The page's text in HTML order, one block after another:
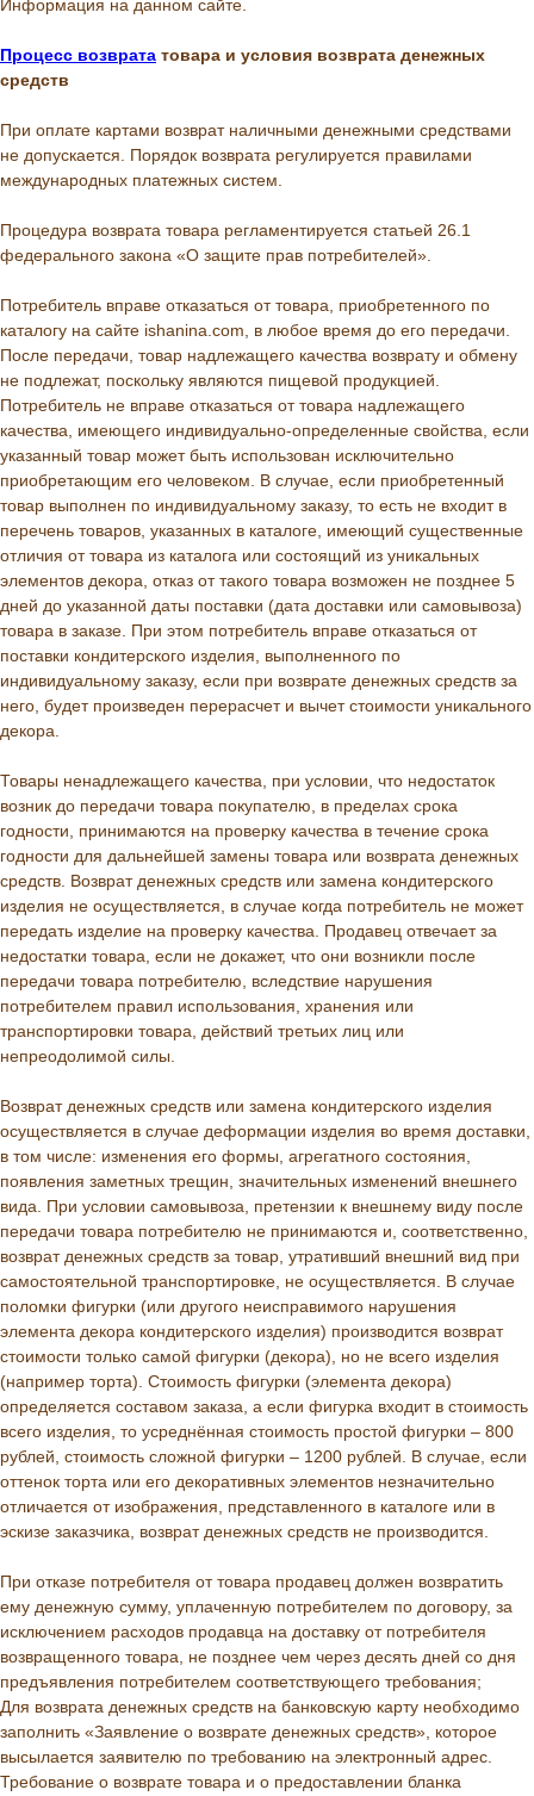
Информация на данном сайте.
Процесс возврата товара и условия возврата денежных
средств
При оплате картами возврат наличными денежными средствами
не допускается. Порядок возврата регулируется правилами
международных платежных систем.
Процедура возврата товара регламентируется статьей 26.1
федерального закона «О защите прав потребителей».
Потребитель вправе отказаться от товара, приобретенного по
каталогу на сайте ishanina.com, в любое время до его передачи.
После передачи, товар надлежащего качества возврату и обмену
не подлежат, поскольку являются пищевой продукцией.
Потребитель не вправе отказаться от товара надлежащего
качества, имеющего индивидуально-определенные свойства, если
указанный товар может быть использован исключительно
приобретающим его человеком. В случае, если приобретенный
товар выполнен по индивидуальному заказу, то есть не входит в
перечень товаров, указанных в каталоге, имеющий существенные
отличия от товара из каталога или состоящий из уникальных
элементов декора, отказ от такого товара возможен не позднее 5
дней до указанной даты поставки (дата доставки или самовывоза)
товара в заказе. При этом потребитель вправе отказаться от
поставки кондитерского изделия, выполненного по
индивидуальному заказу, если при возврате денежных средств за
него, будет произведен перерасчет и вычет стоимости уникального
декора.
Товары ненадлежащего качества, при условии, что недостаток
возник до передачи товара покупателю, в пределах срока
годности, принимаются на проверку качества в течение срока
годности для дальнейшей замены товара или возврата денежных
средств. Возврат денежных средств или замена кондитерского
изделия не осуществляется, в случае когда потребитель не может
передать изделие на проверку качества. Продавец отвечает за
недостатки товара, если не докажет, что они возникли после
передачи товара потребителю, вследствие нарушения
потребителем правил использования, хранения или
транспортировки товара, действий третьих лиц или
непреодолимой силы.
Возврат денежных средств или замена кондитерского изделия
осуществляется в случае деформации изделия во время доставки,
в том числе: изменения его формы, агрегатного состояния,
появления заметных трещин, значительных изменений внешнего
вида. При условии самовывоза, претензии к внешнему виду после
передачи товара потребителю не принимаются и, соответственно,
возврат денежных средств за товар, утративший внешний вид при
самостоятельной транспортировке, не осуществляется. В случае
поломки фигурки (или другого неисправимого нарушения
элемента декора кондитерского изделия) производится возврат
стоимости только самой фигурки (декора), но не всего изделия
(например торта). Стоимость фигурки (элемента декора)
определяется составом заказа, а если фигурка входит в стоимость
всего изделия, то усреднённая стоимость простой фигурки – 800
рублей, стоимость сложной фигурки – 1200 рублей. В случае, если
оттенок торта или его декоративных элементов незначительно
отличается от изображения, представленного в каталоге или в
эскизе заказчика, возврат денежных средств не производится.
При отказе потребителя от товара продавец должен возвратить
ему денежную сумму, уплаченную потребителем по договору, за
исключением расходов продавца на доставку от потребителя
возвращенного товара, не позднее чем через десять дней со дня
предъявления потребителем соответствующего требования;
Для возврата денежных средств на банковскую карту необходимо
заполнить «Заявление о возврате денежных средств», которое
высылается заявителю по требованию на электронный адрес.
Требование о возврате товара и о предоставлении бланка